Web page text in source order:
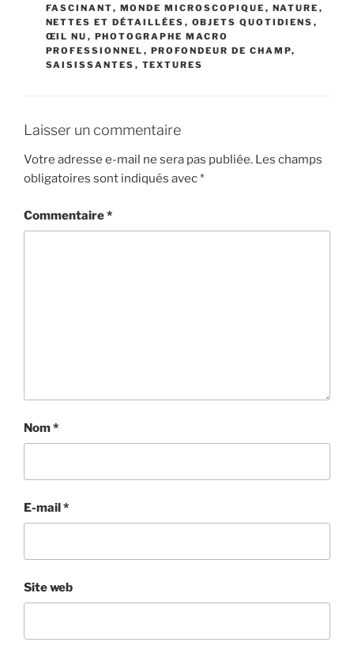
FASCINANT, MONDE MICROSCOPIQUE , NATURE ,
NETTES ET DÉTAILLÉES , OBJETS QUOTIDIENS ,
ŒIL NU , PHOTOGRAPHE MACRO
PROFESSIONNEL , PROFONDEUR DE CHAMP,
SAISISSANTES , TEXTURES
Laisser un commentaire
Votre adresse e-mail ne sera pas publiée. Les champs
obligatoires sont indiqués avec*
Commentaire*
Nom*
E-mail*
Site web